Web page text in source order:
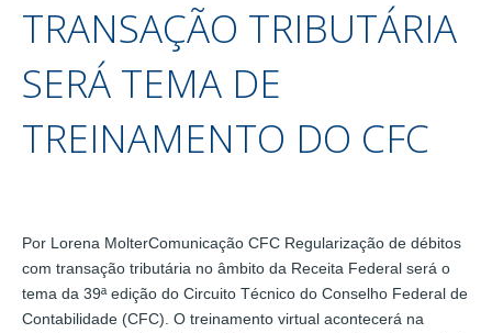
TRANSAÇÃO TRIBUTÁRIA
SERÁ TEMA DE
TREINAMENTO DO CFC
Por Lorena MolterComunicação CFC Regularização de débitos
com transação tributária no âmbito da Receita Federal será o
tema da 39ª edição do Circuito Técnico do Conselho Federal de
Contabilidade (CFC). O treinamento virtual acontecerá na